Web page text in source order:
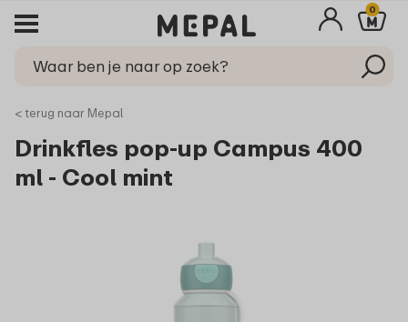
0
< terug naar Mepal
Drinkfles pop-up Campus 400
ml - Cool mint